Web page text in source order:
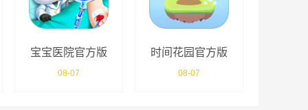
宝宝医院官方版
08-07
时间花园官方版
08-07